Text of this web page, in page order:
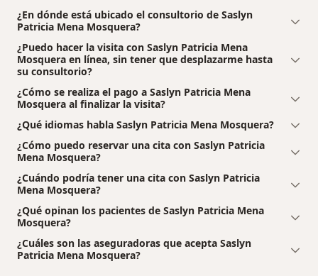
¿En dónde está ubicado el consultorio de Saslyn
Patricia Mena Mosquera?
¿Puedo hacer la visita con Saslyn Patricia Mena
Mosquera en línea, sin tener que desplazarme hasta
su consultorio?
¿Cómo se realiza el pago a Saslyn Patricia Mena
Mosquera al finalizar la visita?
¿Qué idiomas habla Saslyn Patricia Mena Mosquera?
¿Cómo puedo reservar una cita con Saslyn Patricia
Mena Mosquera?
¿Cuándo podría tener una cita con Saslyn Patricia
Mena Mosquera?
¿Qué opinan los pacientes de Saslyn Patricia Mena
Mosquera?
¿Cuáles son las aseguradoras que acepta Saslyn
Patricia Mena Mosquera?